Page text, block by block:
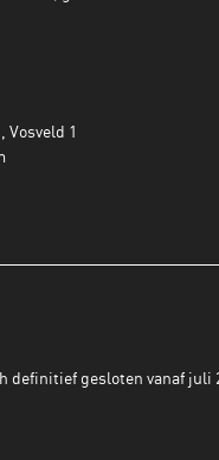
Vosveld 1
definitief gesloten vanaf juli